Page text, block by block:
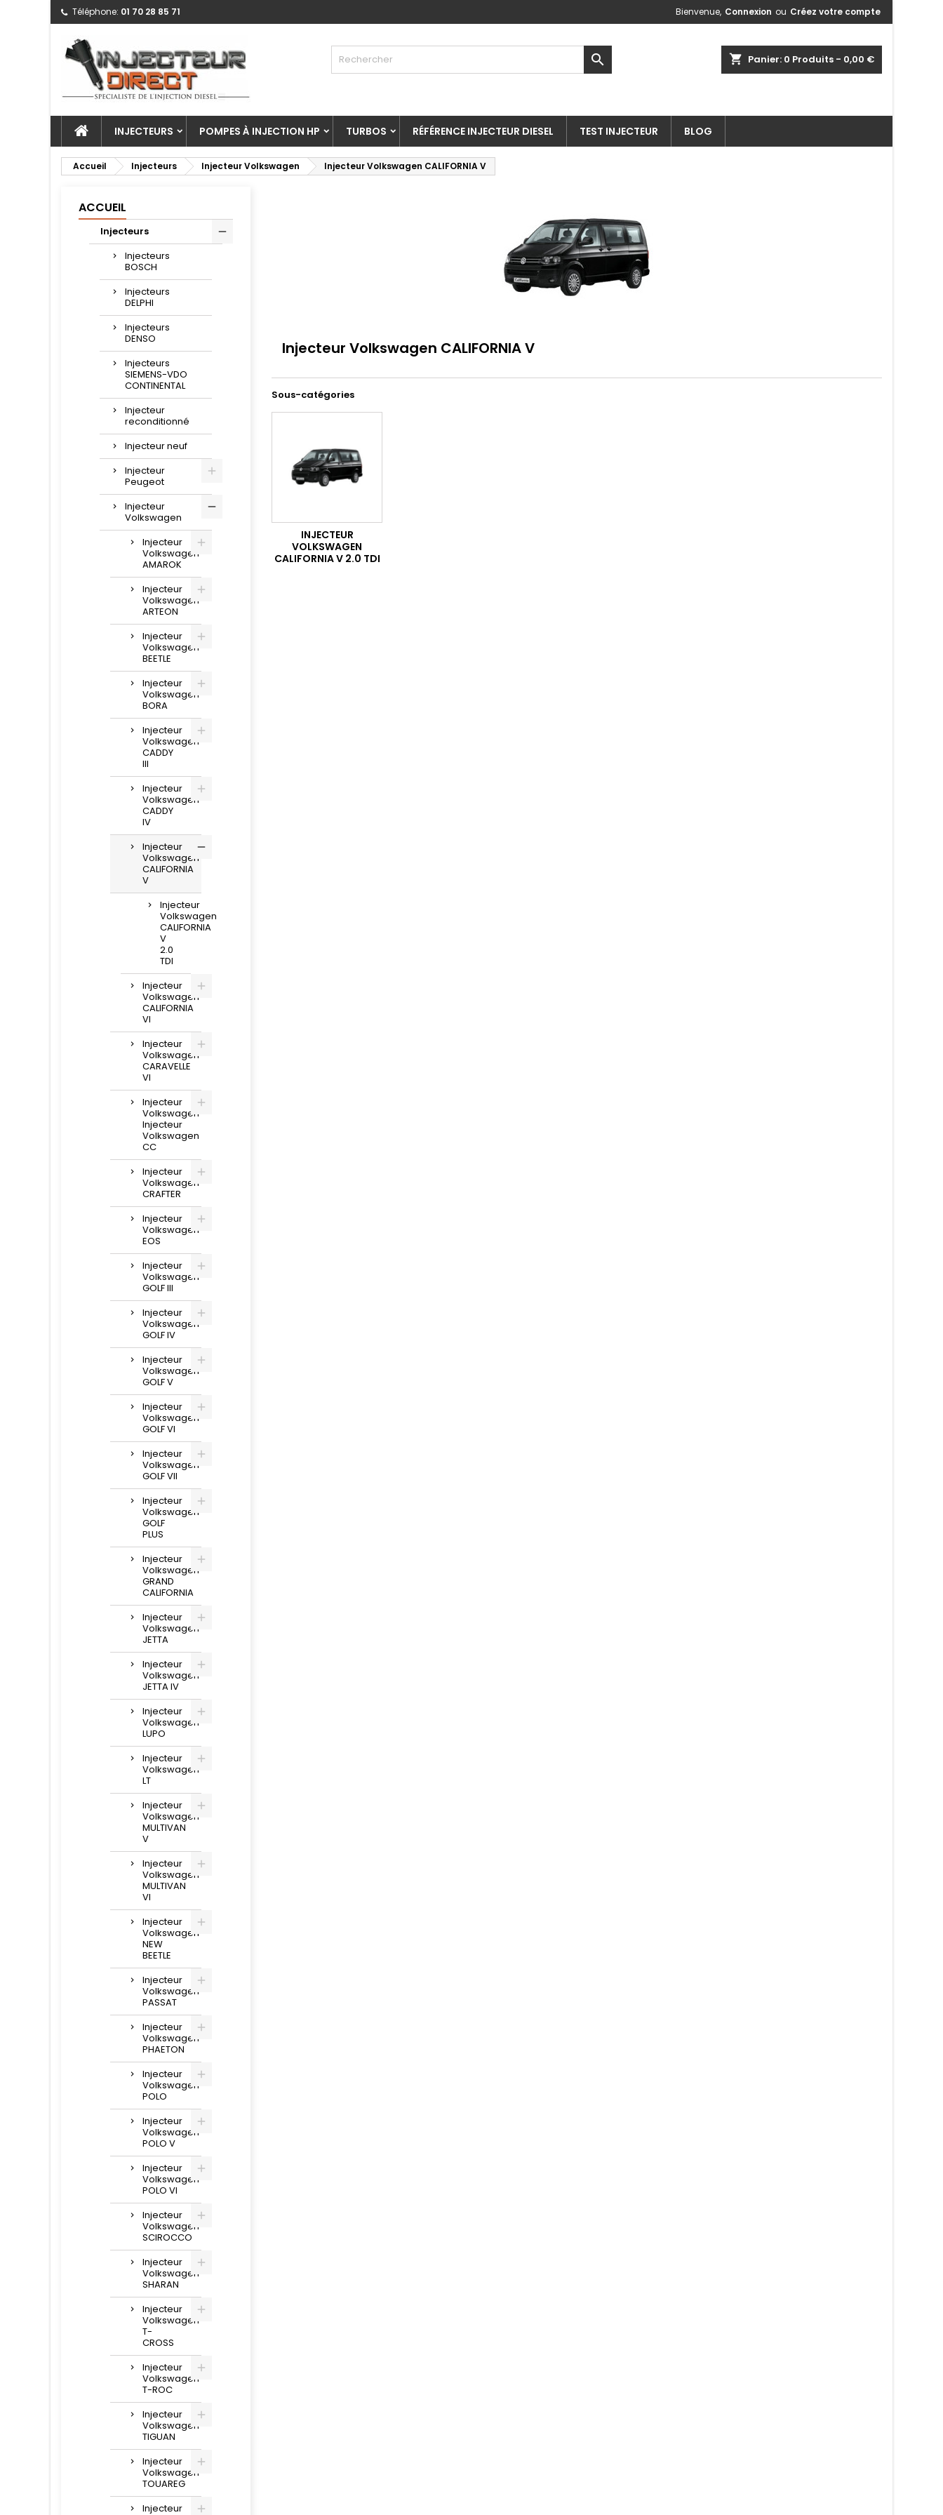
Téléphone: 01 70 28 85 71 Bienvenue, Connexion ou Créez votre compte
shopping_cart Panier: 0 Produits - 0,00 €

INJECTEURS POMPES À INJECTION HP TURBOS RÉFÉRENCE INJECTEUR DIESEL TEST INJECTEUR BLOG
Accueil Injecteurs Injecteur Volkswagen Injecteur Volkswagen CALIFORNIA V
ACCUEIL
Injecteurs
Injecteurs
BOSCH
Injecteurs
DELPHI
Injecteurs
DENSO
Injecteurs
SIEMENS-VDO
CONTINENTAL
Injecteur
reconditionné
Injecteur neuf
Injecteur
Peugeot
Injecteur
Volkswagen
Injecteur
Volkswagen
AMAROK
Injecteur
Volkswagen
ARTEON
Injecteur
Volkswagen
BEETLE
Injecteur
Volkswagen
BORA
Injecteur
Volkswagen
CADDY
III
Injecteur
Volkswagen
CADDY
IV
Injecteur
Volkswagen
CALIFORNIA
V
Injecteur
Volkswagen
CALIFORNIA
V
2.0
TDI
Injecteur
Volkswagen
CALIFORNIA
VI
Injecteur
Volkswagen
CARAVELLE
VI
Injecteur
Volkswagen
Injecteur
Volkswagen
CC
Injecteur
Volkswagen
CRAFTER
Injecteur
Volkswagen
EOS
Injecteur
Volkswagen
GOLF III
Injecteur
Volkswagen
GOLF IV
Injecteur
Volkswagen
GOLF V
Injecteur
Volkswagen
GOLF VI
Injecteur
Volkswagen
GOLF VII
Injecteur
Volkswagen
GOLF
PLUS
Injecteur
Volkswagen
GRAND
CALIFORNIA
Injecteur
Volkswagen
JETTA
Injecteur
Volkswagen
JETTA IV
Injecteur
Volkswagen
LUPO
Injecteur
Volkswagen
LT
Injecteur
Volkswagen
MULTIVAN
V
Injecteur
Volkswagen
MULTIVAN
VI
Injecteur
Volkswagen
NEW
BEETLE
Injecteur
Volkswagen
PASSAT
Injecteur
Volkswagen
PHAETON
Injecteur
Volkswagen
POLO
Injecteur
Volkswagen
POLO V
Injecteur
Volkswagen
POLO VI
Injecteur
Volkswagen
SCIROCCO
Injecteur
Volkswagen
SHARAN
Injecteur
Volkswagen
T-
CROSS
Injecteur
Volkswagen
T-ROC
Injecteur
Volkswagen
TIGUAN
Injecteur
Volkswagen
TOUAREG
Injecteur
Injecteur Volkswagen CALIFORNIA V
Sous-catégories
INJECTEUR
VOLKSWAGEN
CALIFORNIA V 2.0 TDI